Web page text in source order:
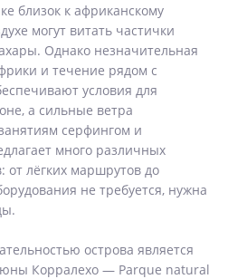
близок к африканскому
могут витать частички
Однако незначительная
и течение рядом с
условия для
а сильные ветра
серфингом и
много различных
от лёгких маршрутов до
не требуется, нужна
острова является
Корралехо — Parque natural